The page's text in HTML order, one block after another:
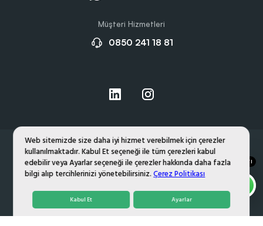
Web sitemizde size daha iyi hizmet verebilmek için çerezler
kullanılmaktadır. Kabul Et seçeneği ile tüm çerezleri kabul
edebilir veya Ayarlar seçeneği ile çerezler hakkında daha fazla
bilgi alıp tercihlerinizi yönetebilirsiniz.Çerez Politikası
Kabul Et Ayarlar
Müşteri Hizmetleri
0850 241 18 81
. TÜM HAKLARI SAKLIDIR.
Hakkımızda
Gizlilik ve Çerez Politikası
Kişisel Verilerin Korunması
DESTEK HATTI